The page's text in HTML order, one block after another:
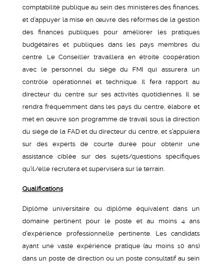
comptabilité publique au sein des ministères des finances,
et d’appuyer la mise en œuvre des réformes de la gestion
des finances publiques pour améliorer les pratiques
budgétaires et publiques dans les pays membres du
centre. Le Conseiller travaillera en étroite coopération
avec le personnel du siège du FMI qui assurera un
contrôle opérationnel et technique. Il fera rapport au
directeur du centre sur ses activités quotidiennes. Il se
rendra fréquemment dans les pays du centre, élabore et
met en œuvre son programme de travail sous la direction
du siège de la FAD et du directeur du centre, et s’appuiera
sur des experts de courte durée pour obtenir une
assistance ciblée sur des sujets/questions spécifiques
qu’il/elle recrutera et supervisera sur le terrain.
Qualifications
Diplôme universitaire ou diplôme équivalent dans un
domaine pertinent pour le poste et au moins 4 ans
d’expérience professionnelle pertinente. Les candidats
ayant une vaste expérience pratique (au moins 10 ans)
dans un poste de direction ou un poste consultatif au sein